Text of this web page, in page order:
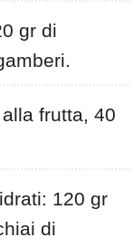
gr di
frutta, 40
120 gr
di